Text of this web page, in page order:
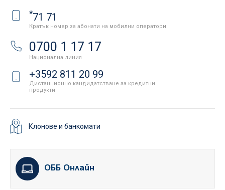
*71 71
Кратък номер за абонати на мобилни оператори
0700 1 17 17
Национална линия
+3592 811 20 99
Дистанционно кандидатстване за кредитни
продукти
Клонове и банкомати
ОББ Онлайн